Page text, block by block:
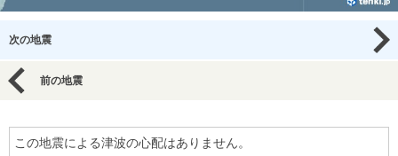
次の地震
前の地震
この地震による津波の心配はありません。